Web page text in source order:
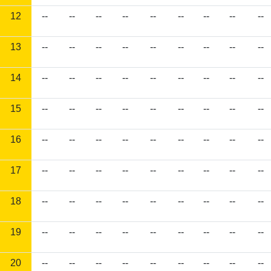
12 -- -- -- -- -- -- -- -- --
13 -- -- -- -- -- -- -- -- --
14 -- -- -- -- -- -- -- -- --
15 -- -- -- -- -- -- -- -- --
16 -- -- -- -- -- -- -- -- --
17 -- -- -- -- -- -- -- -- --
18 -- -- -- -- -- -- -- -- --
19 -- -- -- -- -- -- -- -- --
20 -- -- -- -- -- -- -- -- --